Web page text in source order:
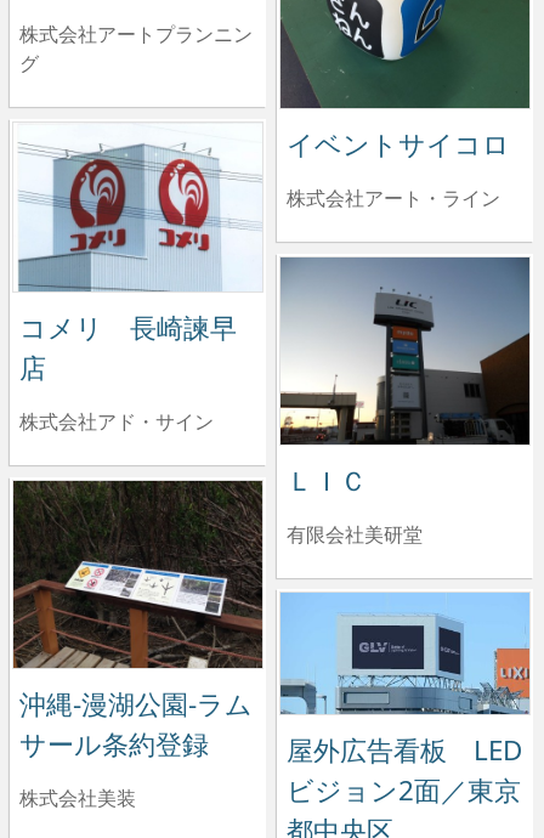
株式会社アートプランニン
グ
イベントサイコロ
株式会社アート・ライン
コメリ 長崎諫早
店
株式会社アド・サイン
ＬＩＣ
有限会社美研堂
沖縄-漫湖公園-ラム
サール条約登録
株式会社美装
屋外広告看板 LED
ビジョン2面／東京
都中央区